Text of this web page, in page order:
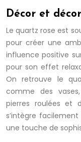
Décor et
Le quartz rose est
pour créer une
influence positive
pour son effet
On retrouve le
comme des
pierres roulées et
s’intègre
une touche de